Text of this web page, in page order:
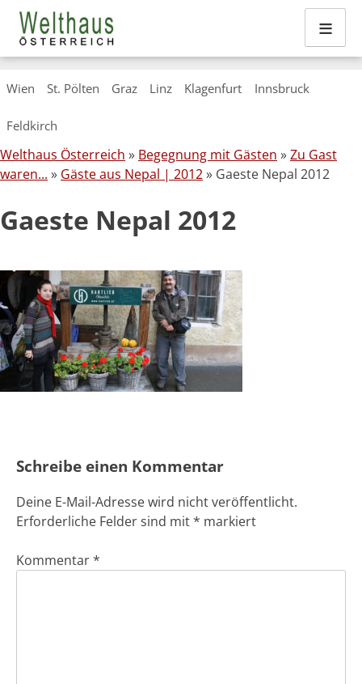
to
content
Wien St. Pölten Graz Linz Klagenfurt Innsbruck
Feldkirch
≡
Welthaus Österreich » Begegnung mit Gästen »Zu Gast
waren... » Gäste aus Nepal | 2012» Gaeste Nepal 2012
Gaeste Nepal 2012
Schreibe einen Kommentar
Deine E-Mail-Adresse wird nicht veröffentlicht.
Erforderliche Felder sind mit* markiert
Kommentar*